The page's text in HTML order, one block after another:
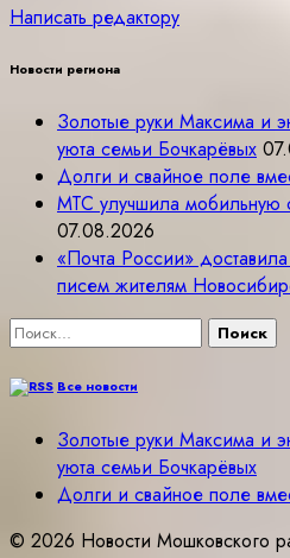
Написать редактору
Новости региона
Золотые руки Максима и
уюта семьи Бочкарёвых
Долги и свайное поле
МТС улучшила мобильную
07.08.2026
«Почта России»
писем жителям
Найти:
Все новости
Золотые руки Максима и
уюта семьи Бочкарёвых
Долги и свайное поле
© 2026 Новости Мошковского